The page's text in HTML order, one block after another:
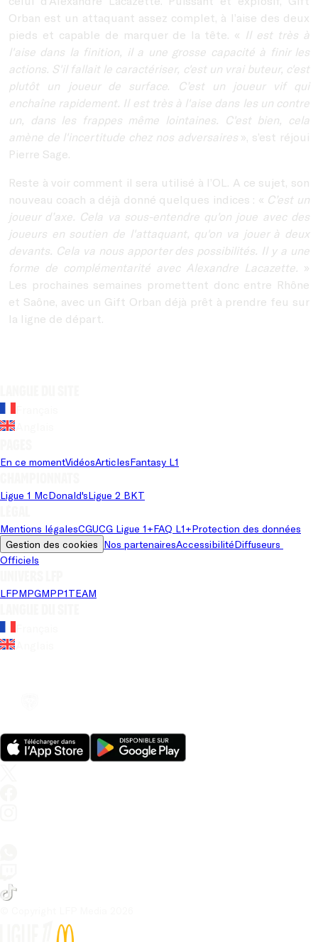
Orban est un attaquant assez complet, à l’aise des deux
pieds et capable de marquer de la tête. « Il est très à
l'aise dans la finition, il a une grosse capacité à finir les
actions. S'il fallait le caractériser, c'est un vrai buteur, c'est
plutôt un joueur de surface.
C’est un joueur vif qui
enchaîne rapidement. Il est très à l'aise dans les un contre
un, dans les frappes même lointaines. C'est bien, cela
amène de l'incertitude chez nos adversaires », s’est réjoui
Pierre Sage.
Reste à voir comment il sera utilisé à l’OL. A ce sujet, son
nouveau coach a déjà donné quelques indices : « C’est un
joueur d’axe. Cela va sous-entendre qu'on joue avec des
joueurs en soutien de l'attaquant, qu'on va jouer à deux
devants. Cela va nous apporter des possibilités. Il y a une
forme de complémentarité avec Alexandre Lacazette. »
Les prochaines semaines promettent donc entre Rhône
et Saône, avec un Gift Orban déjà prêt à prendre feu sur
la ligne de départ.
En ce momentVidéosArticlesFantasy L1
Ligue 1 McDonald'sLigue 2 BKT
Mentions légalesCGUCG Ligue 1+FAQ L1+Protection des données
Gestion des cookies Nos partenairesAccessibilitéDiffuseurs
Officiels
LFPMPGMPP1TEAM